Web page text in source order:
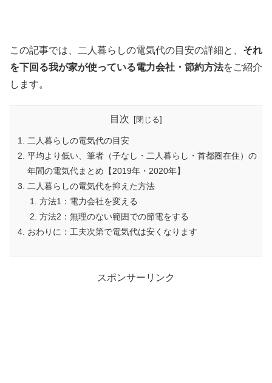
この記事では、二人暮らしの電気代の目安の詳細と、 それ
を下回る我が家が使っている電力会社・節約方法をご紹介
します。
目次
二人暮らしの電気代の目安
平均より低い、筆者（子なし・二人暮らし・首都圏在住）の
年間の電気代まとめ【2019年・2020年】
二人暮らしの電気代を抑えた方法
方法1：電力会社を変える
方法2：無理のない範囲での節電をする
おわりに：工夫次第で電気代は安くなります
スポンサーリンク